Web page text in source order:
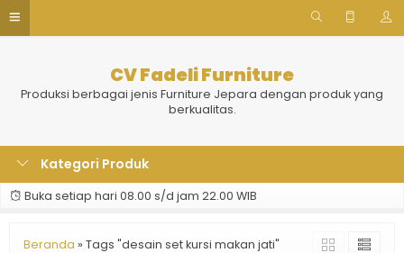
CV Fadeli Furniture
Produksi berbagai jenis Furniture Jepara dengan produk yang
berkualitas.
Kategori Produk
Buka setiap hari 08.00 s/d jam 22.00 WIB
Beranda » Tags "desain set kursi makan jati"